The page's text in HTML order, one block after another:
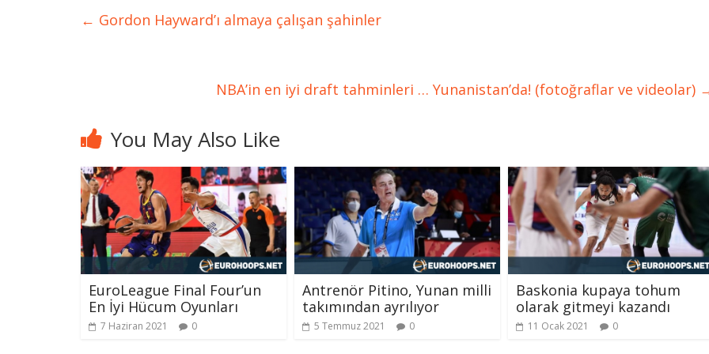
← Gordon Hayward’ı almaya çalışan şahinler
NBA’in en iyi draft tahminleri … Yunanistan’da! (fotoğraflar ve videolar)
You May Also Like
EuroLeague Final Four’un
En İyi Hücum Oyunları
7 Haziran 2021 0
Antrenör Pitino, Yunan milli
takımından ayrılıyor
5 Temmuz 2021 0
Baskonia kupaya tohum
olarak gitmeyi kazandı
11 Ocak 2021 0